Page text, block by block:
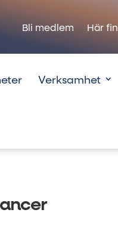
Bli medlem Här
Verksamhet